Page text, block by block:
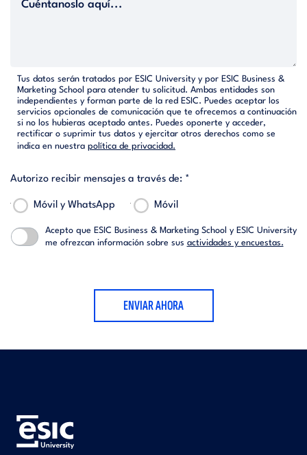
Tus datos serán tratados por ESIC University y por ESIC Business &
Marketing School para atender tu solicitud. Ambas entidades son
independientes y forman parte de la red ESIC. Puedes aceptar los
servicios opcionales de comunicación que te ofrecemos a continuación
si no los hubieras aceptado antes. Puedes oponerte y acceder,
rectificar o suprimir tus datos y ejercitar otros derechos como se
indica en nuestra política de privacidad.
Autorizo recibir mensajes a través de: *
Móvil y WhatsApp Móvil
Acepto que ESIC Business & Marketing School y ESIC University
me ofrezcan información sobre sus actividades y encuestas.
ENVIAR AHORA